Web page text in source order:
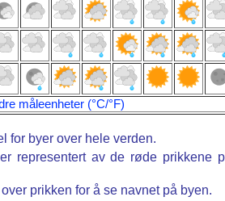
måleenheter (°C/°F)
for byer over hele verden.
representert av de røde prikkene
prikken for å se navnet på byen.